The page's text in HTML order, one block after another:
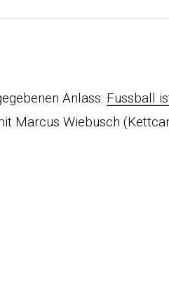
Anlass: Fussball
Marcus Wiebusch